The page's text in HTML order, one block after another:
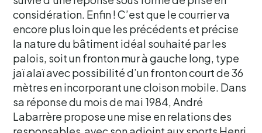
considération. Enfin ! C’est que le courrier va
encore plus loin que les précédents et précise
la nature du bâtiment idéal souhaité par les
palois, soit un fronton mur à gauche long, type
jaï alaï avec possibilité d’un fronton court de 36
mètres en incorporant une cloison mobile. Dans
sa réponse du mois de mai 1984, André
Labarrère propose une mise en relations des